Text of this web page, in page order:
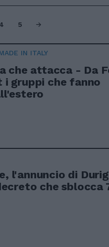
4 5
IN ITALY
che attacca - Da
i gruppi che fanno
l'annuncio di
che sblocca